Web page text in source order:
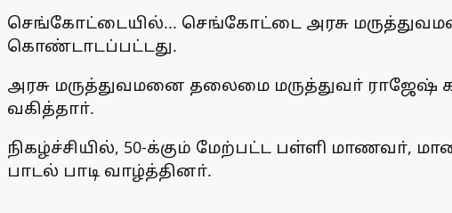
செங்கோட்டையில்... செங்கோட்டை அரசு
கொண்டாடப்பட்டது.
அரசு மருத்துவமனை தலைமை மருத்துவா்
வகித்தாா்.
நிகழ்ச்சியில், 50-க்கும் மேற்பட்ட பள்ளி மாணவா்,
பாடல் பாடி வாழ்த்தினா்.